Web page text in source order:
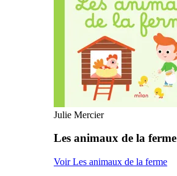
Julie Mercier
Les animaux de la ferme
Voir Les animaux de la ferme